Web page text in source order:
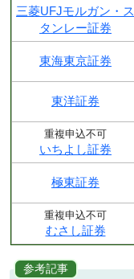
三菱UFJモルガン・ス
タンレー証券
東海東京証券
東洋証券
重複申込不可
いちよし証券
極東証券
重複申込不可
むさし証券
参考記事